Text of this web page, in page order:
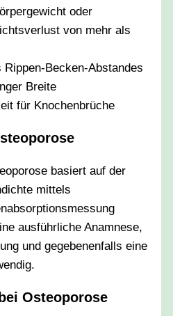
oder
von mehr als
Rippen-Becken-Abstandes
Breite
für Knochenbrüche
basiert auf der
mittels
ausführliche Anamnese,
und gegebenenfalls eine
Osteoporose